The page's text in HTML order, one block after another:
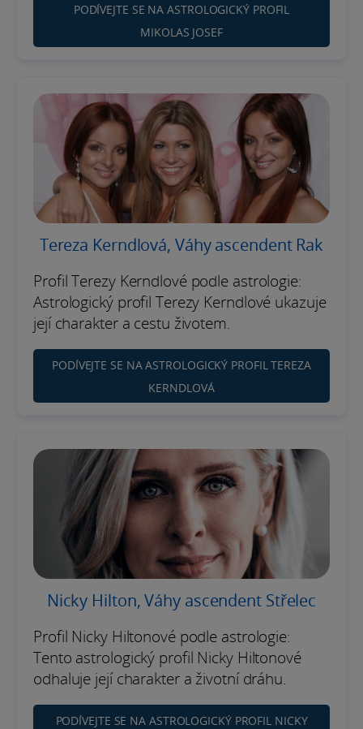
PODÍVEJTE SE NA ASTROLOGICKÝ PROFIL
MIKOLAS JOSEF
Tereza Kerndlová, Váhy ascendent Rak
Profil Terezy Kerndlové podle astrologie:
Astrologický profil Terezy Kerndlové ukazuje
její charakter a cestu životem.
PODÍVEJTE SE NA ASTROLOGICKÝ PROFIL TEREZA
KERNDLOVÁ
Nicky Hilton, Váhy ascendent Střelec
Profil Nicky Hiltonové podle astrologie:
Tento astrologický profil Nicky Hiltonové
odhaluje její charakter a životní dráhu.
PODÍVEJTE SE NA ASTROLOGICKÝ PROFIL NICKY